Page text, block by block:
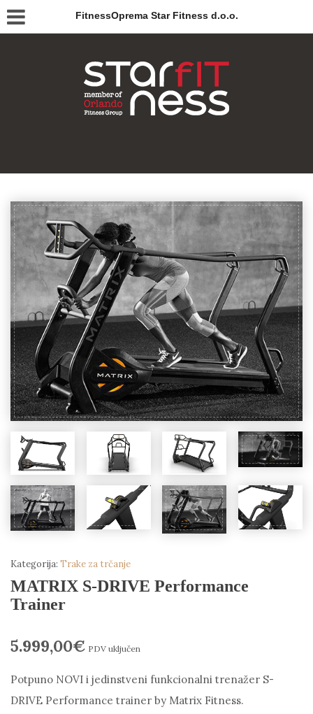
FitnessOprema Star Fitness d.o.o.
Kategorija: Trake za trčanje
MATRIX S-DRIVE Performance
Trainer
5.999,00€ PDV uključen
Potpuno NOVI i jedinstveni funkcionalni trenažer S-
DRIVE Performance trainer by Matrix Fitness.